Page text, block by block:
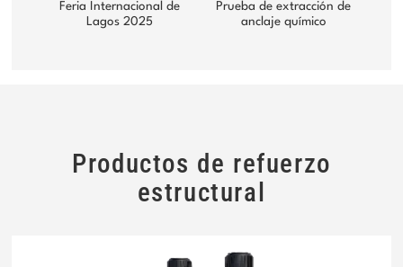
Feria Internacional de
Lagos 2025
Prueba de extracción de
anclaje químico
Productos de refuerzo
estructural